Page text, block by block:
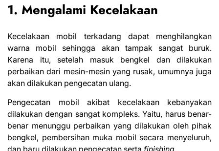
1. Mengalami Kecelakaan
Kecelakaan mobil terkadang dapat menghilangkan
warna mobil sehingga akan tampak sangat buruk.
Karena itu, setelah masuk bengkel dan dilakukan
perbaikan dari mesin-mesin yang rusak, umumnya juga
akan dilakukan pengecatan ulang.
Pengecatan mobil akibat kecelakaan kebanyakan
dilakukan dengan sangat kompleks. Yaitu, harus benar-
benar menunggu perbaikan yang dilakukan oleh pihak
bengkel, pembersihan muka mobil secara menyeluruh,